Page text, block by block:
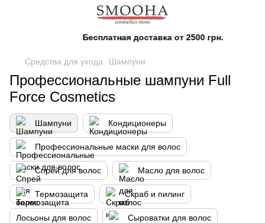
Бесплатная доставка от 2500 грн.
Средства для ухода Шампуни
Профессиональные шампуни Full
Force Cosmetics
Шампуни Кондиционеры
Профессиональные маски для волос
Спрей для волос Масло для волос
Термозащита Скраб и пилинг
Лосьоны для волос Сыроватки для волос